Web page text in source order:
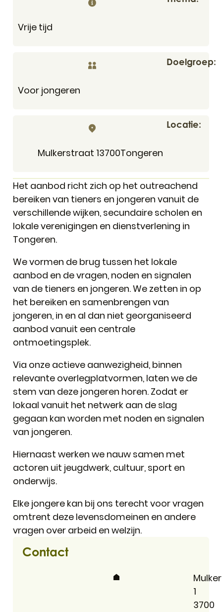
Vrije tijd
Doelgroep
Voor jongeren
Locatie
AdresMulkerstraat 1,3700Tongeren
Het aanbod richt zich op het outreachend
bereiken van tieners en jongeren vanuit de
verschillende wijken, secundaire scholen en
lokale verenigingen en dienstverlening in
Tongeren.
We vormen de brug tussen het lokale
aanbod en de vragen, noden en signalen
van de tieners en jongeren. We zetten in op
het bereiken en samenbrengen van
jongeren, in en al dan niet georganiseerd
aanbod vanuit een centrale
ontmoetingsplek.
Via onze actieve aanwezigheid, binnen
relevante overlegplatvormen, laten we de
stem van deze jongeren horen. Zodat er
lokaal vanuit het netwerk aan de slag
gegaan kan worden met noden en signalen
van jongeren.
Hiernaast werken we nauw samen met
actoren uit jeugdwerk, cultuur, sport en
onderwijs.
Elke jongere kan bij ons terecht voor vragen
omtrent deze levensdomeinen en andere
vragen over arbeid en welzijn.
Contact
1
,3700